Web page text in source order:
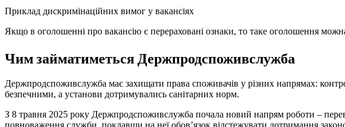
Приклад дискримінаційних вимог у вакансіях
Якщо в оголошенні про вакансію є перераховані ознаки, то таке оголошення
Чим займатиметься Держпродспоживслужба
Держпродспоживслужба має захищати права споживачів у різних напрямах:
безпечними, а установи дотримувались санітарних норм.
З 8 травня 2025 року Держпродспоживслужба почала новий напрям роботи –